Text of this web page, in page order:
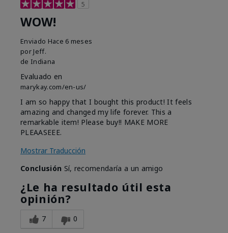
5
WOW!
Enviado Hace 6 meses
por Jeff.
de Indiana
Evaluado en
marykay.com/en-us/
I am so happy that I bought this product! It feels
amazing and changed my life forever. This a
remarkable item! Please buy!! MAKE MORE
PLEAASEEE.
Mostrar Traducción
Conclusión Sí, recomendaría a un amigo
¿Le ha resultado útil esta
opinión?
7 0